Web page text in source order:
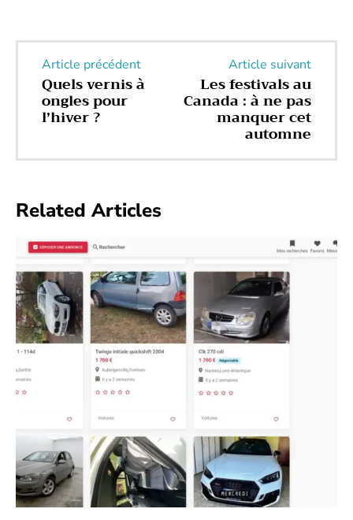
Article précédent
Quels vernis à
ongles pour
l’hiver ?
Article suivant
Les festivals au
Canada : à ne pas
manquer cet
automne
Related Articles